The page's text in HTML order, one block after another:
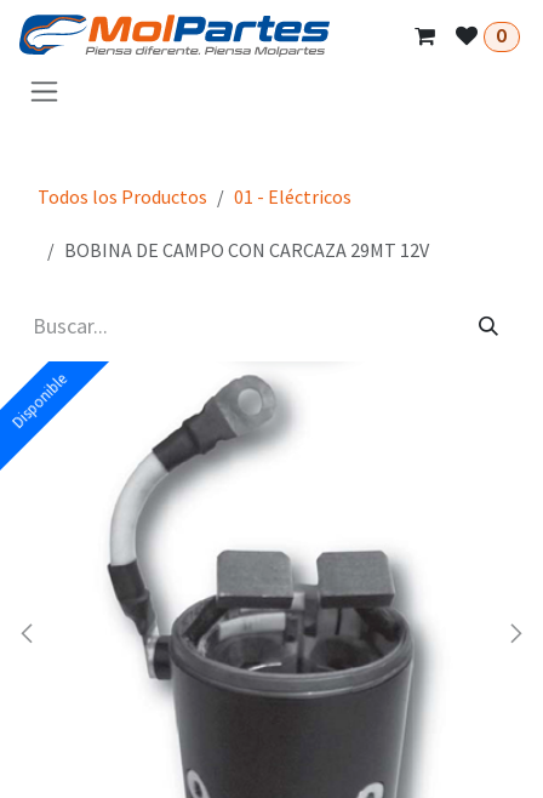
Ir al contenido
0
Todos los Productos 01 - Eléctricos
BOBINA DE CAMPO CON CARCAZA 29MT 12V
Disponible
Disponible